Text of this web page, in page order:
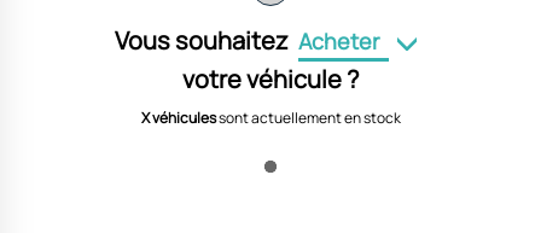
Vous souhaitez Acheter
votre véhicule ?
X véhiculessont actuellement en stock